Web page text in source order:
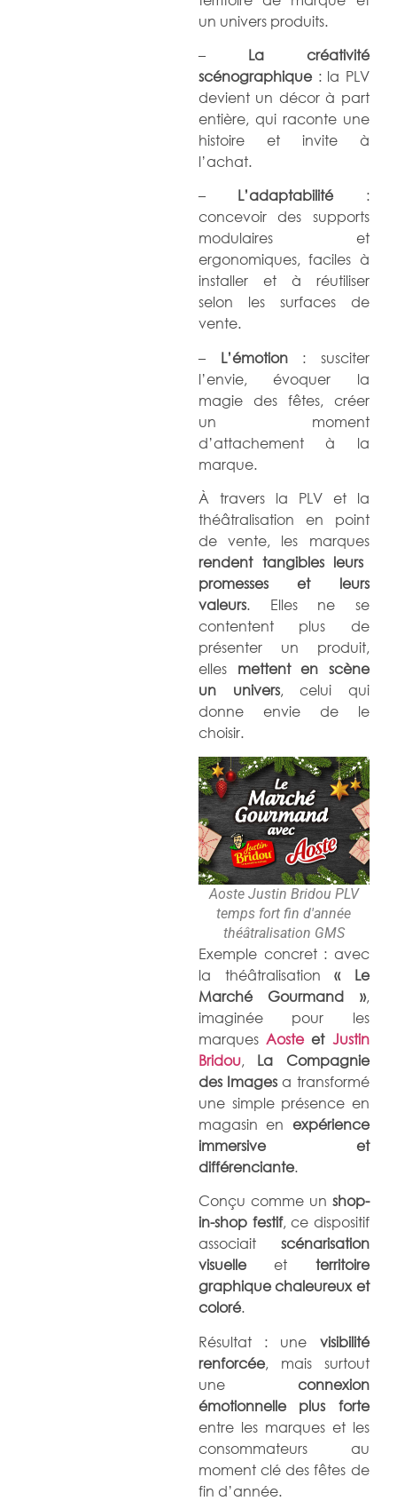
un univers produits.
– La créativité
scénographique: la PLV
devient un décor à part
entière, qui raconte une
histoire et invite à
l’achat.
– L’adaptabilité:
concevoir des supports
modulaires et
ergonomiques, faciles à
installer et à réutiliser
selon les surfaces de
vente.
– L’émotion: susciter
l’envie, évoquer la
magie des fêtes, créer
un moment
d’attachement à la
marque.
À travers la PLV et la
théâtralisation en point
de vente, les marques
rendent tangibles leurs
promesses et leurs
valeurs. Elles ne se
contentent plus de
présenter un produit,
elles mettent en scène
un univers, celui qui
donne envie de le
choisir.
Aoste Justin Bridou PLV
temps fort fin d'année
théâtralisation GMS
Exemple concret : avec
la théâtralisation« Le
Marché Gourmand »,
imaginée pour les
marquesAosteet Justin
Bridou, La Compagnie
des Images a transformé
une simple présence en
magasin en expérience
immersive et
différenciante.
Conçu comme un shop-
in-shop festif, ce dispositif
associait scénarisation
visuelleet territoire
graphique chaleureux et
coloré.
Résultat : une visibilité
renforcée, mais surtout
une connexion
émotionnelle plus forte
entre les marques et les
consommateurs au
moment clé des fêtes de
fin d’année.